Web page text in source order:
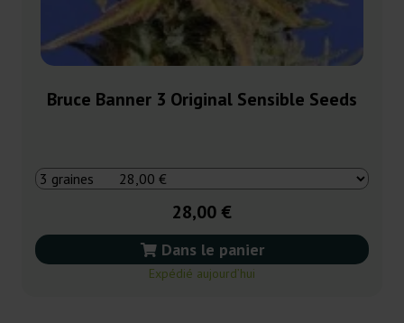
Bruce Banner 3 Original Sensible Seeds
28,00 €
Dans le panier
Expédié aujourd’hui